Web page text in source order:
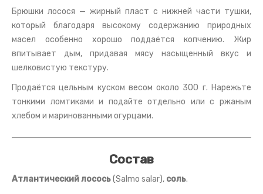
Брюшки лосося — жирный пласт с нижней части тушки,
который благодаря высокому содержанию природных
масел особенно хорошо поддаётся копчению. Жир
впитывает дым, придавая мясу насыщенный вкус и
шелковистую текстуру.
Продаётся цельным куском весом около 300 г. Нарежьте
тонкими ломтиками и подайте отдельно или с ржаным
хлебом и маринованными огурцами.
Состав
Атлантический лосось(Salmo salar), соль.